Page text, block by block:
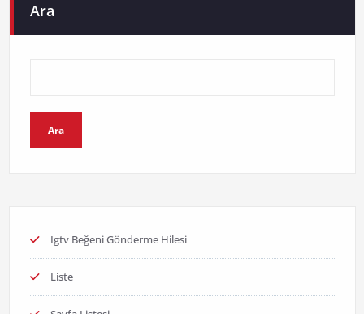
Ara
Ara
Igtv Beğeni Gönderme Hilesi
Liste